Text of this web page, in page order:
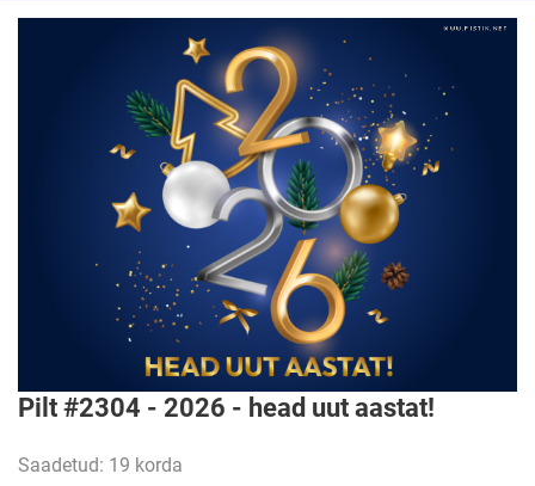
Pilt #2304 - 2026 - head uut aastat!
Saadetud: 19 korda